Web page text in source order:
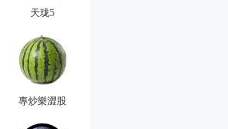
天珑5
專炒樂澀股